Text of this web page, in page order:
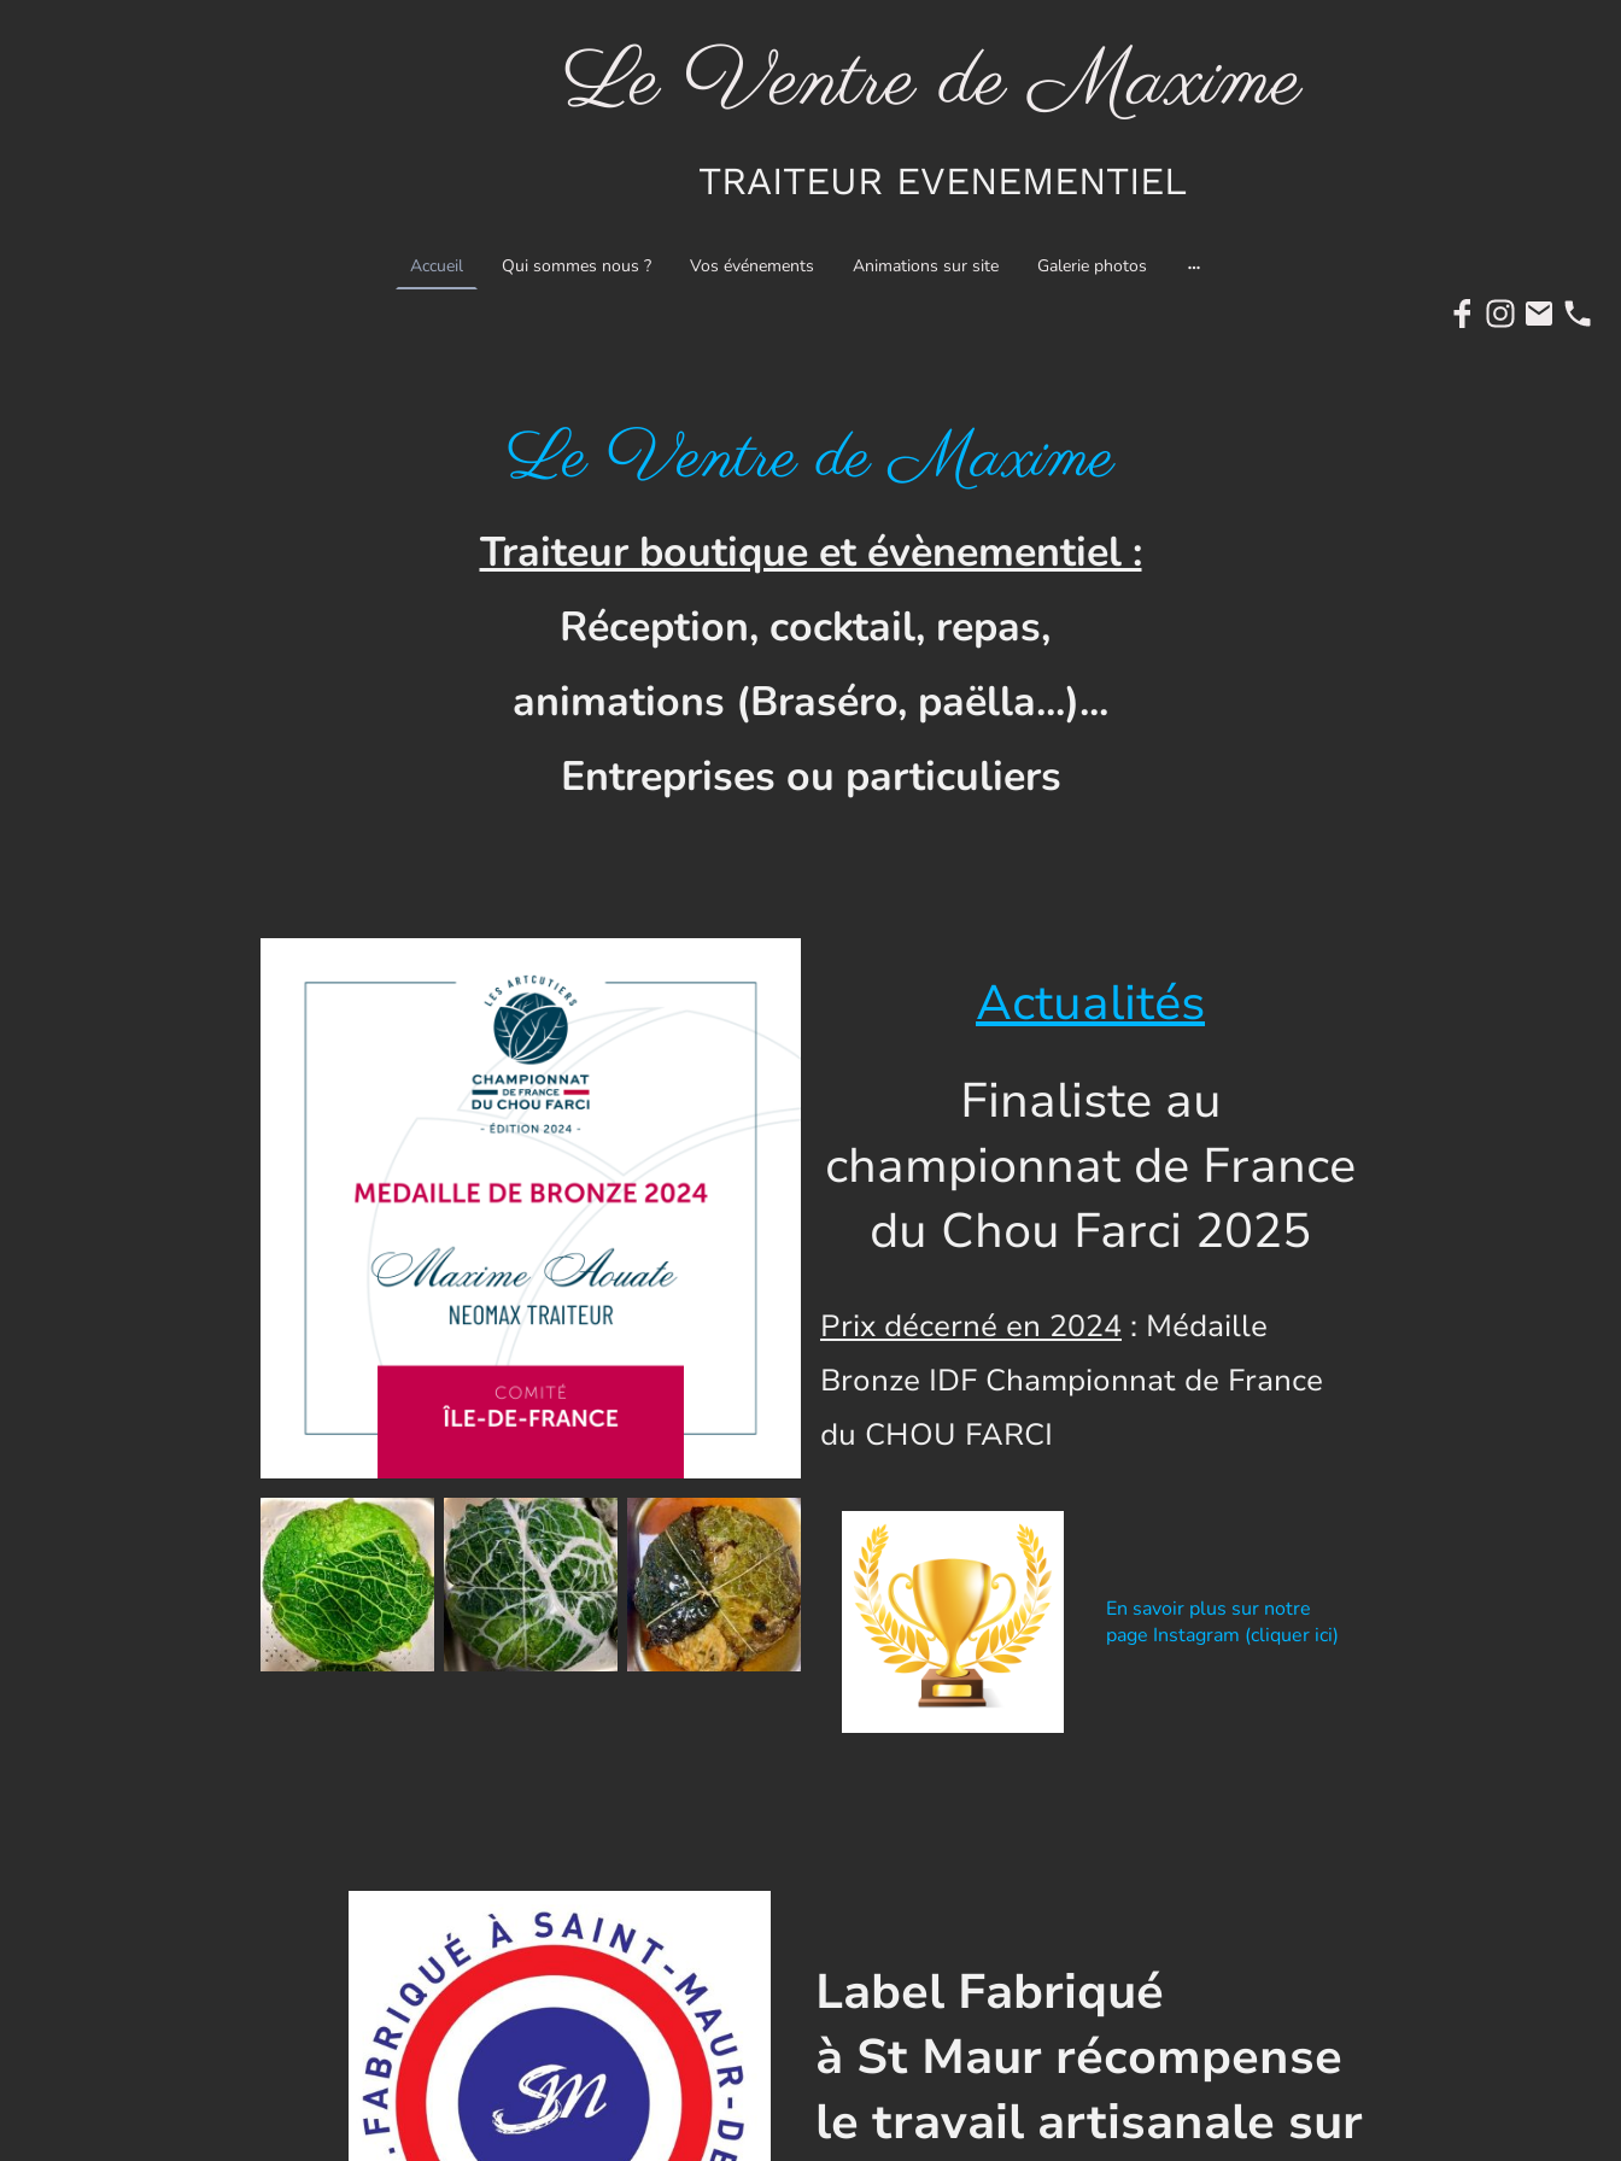
Le Ventre de Maxime
TRAITEUR EVENEMENTIEL
Accueil Qui sommes nous ? Vos événements Animations sur site Galerie photos
Le Ventre de Maxime
Traiteur boutique et évènementiel :
Réception, cocktail, repas,
animations (Braséro, paëlla...)...
Entreprises ou particuliers
Actualités
Finaliste au
championnat de France
du Chou Farci 2025
Prix décerné en 2024 : Médaille
Bronze IDF Championnat de France
du CHOU FARCI
En savoir plus sur notre
page Instagram (cliquer ici)
Label Fabriqué
à St Maur récompense
le travail artisanale sur